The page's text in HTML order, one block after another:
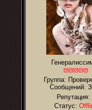
Группа:
Сообщений:
Репутация:
Статус: